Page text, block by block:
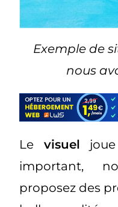
Exemple de
nous
Le visuel
important,
proposez des